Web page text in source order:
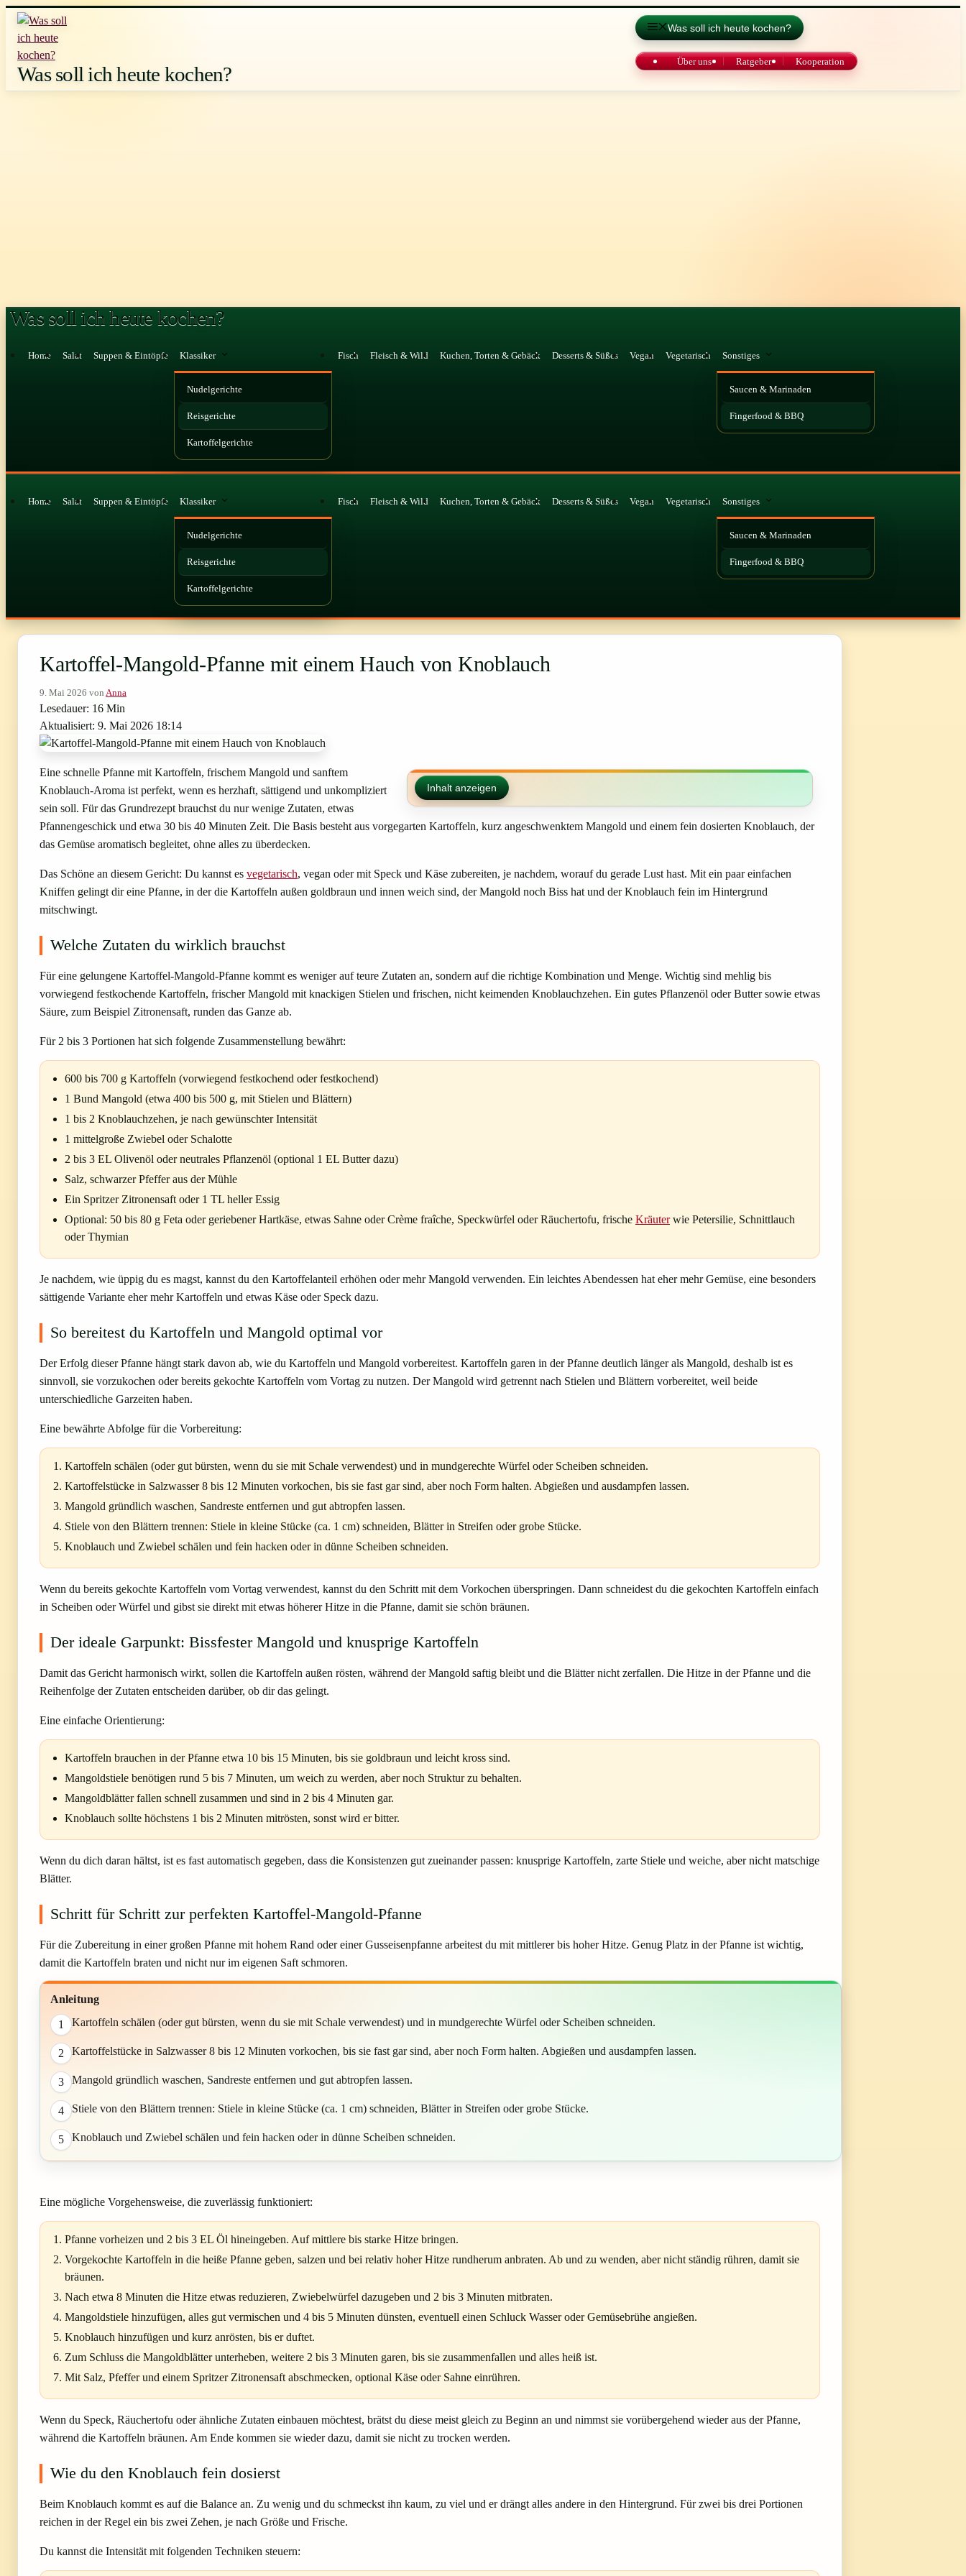
Zum
Was soll ich heute kochen?
Was soll ich heute kochen?
Über uns Ratgeber Kooperation
Was soll ich heute kochen?
Home Salat Suppen & Eintöpfe Klassiker
Nudelgerichte
Reisgerichte
Kartoffelgerichte
Fisch Fleisch & Wild Kuchen, Torten & Gebäck Desserts & Süßes Vegan Vegetarisch Sonstiges
Saucen & Marinaden
Fingerfood & BBQ
Home Salat Suppen & Eintöpfe Klassiker
Nudelgerichte
Reisgerichte
Kartoffelgerichte
Fisch Fleisch & Wild Kuchen, Torten & Gebäck Desserts & Süßes Vegan Vegetarisch Sonstiges
Saucen & Marinaden
Fingerfood & BBQ
Kartoffel-Mangold-Pfanne mit einem Hauch von Knoblauch
9. Mai 2026 von Anna
Lesedauer: 16 Min
Aktualisiert: 9. Mai 2026 18:14
Inhalt anzeigen
Eine schnelle Pfanne mit Kartoffeln, frischem Mangold und sanftem
Knoblauch-Aroma ist perfekt, wenn es herzhaft, sättigend und unkompliziert
sein soll. Für das Grundrezept brauchst du nur wenige Zutaten, etwas
Pfannengeschick und etwa 30 bis 40 Minuten Zeit. Die Basis besteht aus vorgegarten Kartoffeln, kurz angeschwenktem Mangold und einem fein dosierten Knoblauch, der
das Gemüse aromatisch begleitet, ohne alles zu überdecken.
Das Schöne an diesem Gericht: Du kannst es vegetarisch, vegan oder mit Speck und Käse zubereiten, je nachdem, worauf du gerade Lust hast. Mit ein paar einfachen
Kniffen gelingt dir eine Pfanne, in der die Kartoffeln außen goldbraun und innen weich sind, der Mangold noch Biss hat und der Knoblauch fein im Hintergrund
mitschwingt.
Welche Zutaten du wirklich brauchst
Für eine gelungene Kartoffel-Mangold-Pfanne kommt es weniger auf teure Zutaten an, sondern auf die richtige Kombination und Menge. Wichtig sind mehlig bis
vorwiegend festkochende Kartoffeln, frischer Mangold mit knackigen Stielen und frischen, nicht keimenden Knoblauchzehen. Ein gutes Pflanzenöl oder Butter sowie etwas
Säure, zum Beispiel Zitronensaft, runden das Ganze ab.
Für 2 bis 3 Portionen hat sich folgende Zusammenstellung bewährt:
600 bis 700 g Kartoffeln (vorwiegend festkochend oder festkochend)
1 Bund Mangold (etwa 400 bis 500 g, mit Stielen und Blättern)
1 bis 2 Knoblauchzehen, je nach gewünschter Intensität
1 mittelgroße Zwiebel oder Schalotte
2 bis 3 EL Olivenöl oder neutrales Pflanzenöl (optional 1 EL Butter dazu)
Salz, schwarzer Pfeffer aus der Mühle
Ein Spritzer Zitronensaft oder 1 TL heller Essig
Optional: 50 bis 80 g Feta oder geriebener Hartkäse, etwas Sahne oder Crème fraîche, Speckwürfel oder Räuchertofu, frische Kräuterwie Petersilie, Schnittlauch
oder Thymian
Je nachdem, wie üppig du es magst, kannst du den Kartoffelanteil erhöhen oder mehr Mangold verwenden. Ein leichtes Abendessen hat eher mehr Gemüse, eine besonders
sättigende Variante eher mehr Kartoffeln und etwas Käse oder Speck dazu.
So bereitest du Kartoffeln und Mangold optimal vor
Der Erfolg dieser Pfanne hängt stark davon ab, wie du Kartoffeln und Mangold vorbereitest. Kartoffeln garen in der Pfanne deutlich länger als Mangold, deshalb ist es
sinnvoll, sie vorzukochen oder bereits gekochte Kartoffeln vom Vortag zu nutzen. Der Mangold wird getrennt nach Stielen und Blättern vorbereitet, weil beide
unterschiedliche Garzeiten haben.
Eine bewährte Abfolge für die Vorbereitung:
Kartoffeln schälen (oder gut bürsten, wenn du sie mit Schale verwendest) und in mundgerechte Würfel oder Scheiben schneiden.
Kartoffelstücke in Salzwasser 8 bis 12 Minuten vorkochen, bis sie fast gar sind, aber noch Form halten. Abgießen und ausdampfen lassen.
Mangold gründlich waschen, Sandreste entfernen und gut abtropfen lassen.
Stiele von den Blättern trennen: Stiele in kleine Stücke (ca. 1 cm) schneiden, Blätter in Streifen oder grobe Stücke.
Knoblauch und Zwiebel schälen und fein hacken oder in dünne Scheiben schneiden.
Wenn du bereits gekochte Kartoffeln vom Vortag verwendest, kannst du den Schritt mit dem Vorkochen überspringen. Dann schneidest du die gekochten Kartoffeln einfach
in Scheiben oder Würfel und gibst sie direkt mit etwas höherer Hitze in die Pfanne, damit sie schön bräunen.
Der ideale Garpunkt: Bissfester Mangold und knusprige Kartoffeln
Damit das Gericht harmonisch wirkt, sollen die Kartoffeln außen rösten, während der Mangold saftig bleibt und die Blätter nicht zerfallen. Die Hitze in der Pfanne und die
Reihenfolge der Zutaten entscheiden darüber, ob dir das gelingt.
Eine einfache Orientierung:
Kartoffeln brauchen in der Pfanne etwa 10 bis 15 Minuten, bis sie goldbraun und leicht kross sind.
Mangoldstiele benötigen rund 5 bis 7 Minuten, um weich zu werden, aber noch Struktur zu behalten.
Mangoldblätter fallen schnell zusammen und sind in 2 bis 4 Minuten gar.
Knoblauch sollte höchstens 1 bis 2 Minuten mitrösten, sonst wird er bitter.
Wenn du dich daran hältst, ist es fast automatisch gegeben, dass die Konsistenzen gut zueinander passen: knusprige Kartoffeln, zarte Stiele und weiche, aber nicht matschige
Blätter.
Schritt für Schritt zur perfekten Kartoffel-Mangold-Pfanne
Für die Zubereitung in einer großen Pfanne mit hohem Rand oder einer Gusseisenpfanne arbeitest du mit mittlerer bis hoher Hitze. Genug Platz in der Pfanne ist wichtig,
damit die Kartoffeln braten und nicht nur im eigenen Saft schmoren.
Anleitung
1 Kartoffeln schälen (oder gut bürsten, wenn du sie mit Schale verwendest) und in mundgerechte Würfel oder Scheiben schneiden.
2 Kartoffelstücke in Salzwasser 8 bis 12 Minuten vorkochen, bis sie fast gar sind, aber noch Form halten. Abgießen und ausdampfen lassen.
3 Mangold gründlich waschen, Sandreste entfernen und gut abtropfen lassen.
4 Stiele von den Blättern trennen: Stiele in kleine Stücke (ca. 1 cm) schneiden, Blätter in Streifen oder grobe Stücke.
5 Knoblauch und Zwiebel schälen und fein hacken oder in dünne Scheiben schneiden.
Eine mögliche Vorgehensweise, die zuverlässig funktioniert:
Pfanne vorheizen und 2 bis 3 EL Öl hineingeben. Auf mittlere bis starke Hitze bringen.
Vorgekochte Kartoffeln in die heiße Pfanne geben, salzen und bei relativ hoher Hitze rundherum anbraten. Ab und zu wenden, aber nicht ständig rühren, damit sie
bräunen.
Nach etwa 8 Minuten die Hitze etwas reduzieren, Zwiebelwürfel dazugeben und 2 bis 3 Minuten mitbraten.
Mangoldstiele hinzufügen, alles gut vermischen und 4 bis 5 Minuten dünsten, eventuell einen Schluck Wasser oder Gemüsebrühe angießen.
Knoblauch hinzufügen und kurz anrösten, bis er duftet.
Zum Schluss die Mangoldblätter unterheben, weitere 2 bis 3 Minuten garen, bis sie zusammenfallen und alles heiß ist.
Mit Salz, Pfeffer und einem Spritzer Zitronensaft abschmecken, optional Käse oder Sahne einrühren.
Wenn du Speck, Räuchertofu oder ähnliche Zutaten einbauen möchtest, brätst du diese meist gleich zu Beginn an und nimmst sie vorübergehend wieder aus der Pfanne,
während die Kartoffeln bräunen. Am Ende kommen sie wieder dazu, damit sie nicht zu trocken werden.
Wie du den Knoblauch fein dosierst
Beim Knoblauch kommt es auf die Balance an. Zu wenig und du schmeckst ihn kaum, zu viel und er drängt alles andere in den Hintergrund. Für zwei bis drei Portionen
reichen in der Regel ein bis zwei Zehen, je nach Größe und Frische.
Du kannst die Intensität mit folgenden Techniken steuern: